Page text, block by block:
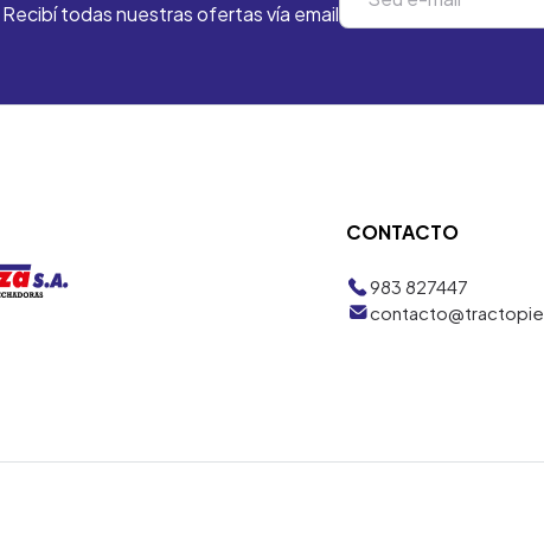
Recibí todas nuestras ofertas vía email
CONTACTO
983 827447